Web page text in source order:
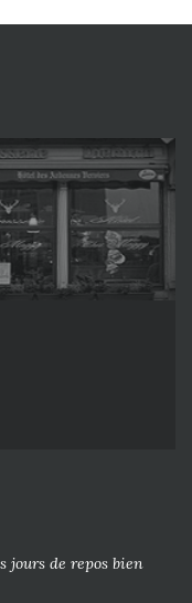
jours de repos bien